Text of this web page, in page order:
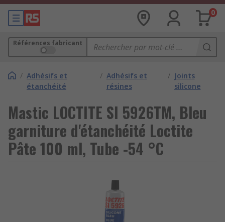
0
Références fabricant
/ Adhésifs et
étanchéité
/ Adhésifs et
résines
/ Joints
silicone
Mastic LOCTITE SI 5926TM, Bleu
garniture d'étanchéité Loctite
Pâte 100 ml, Tube -54 °C